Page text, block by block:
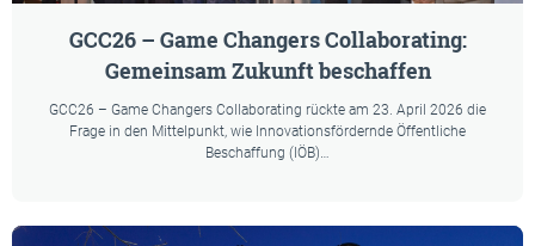
GCC26 – Game Changers Collaborating:
Gemeinsam Zukunft beschaffen
GCC26 – Game Changers Collaborating rückte am 23. April 2026 die
Frage in den Mittelpunkt, wie Innovationsfördernde Öffentliche
Beschaffung (IÖB)…